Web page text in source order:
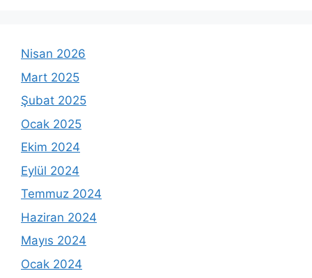
Nisan 2026
Mart 2025
Şubat 2025
Ocak 2025
Ekim 2024
Eylül 2024
Temmuz 2024
Haziran 2024
Mayıs 2024
Ocak 2024